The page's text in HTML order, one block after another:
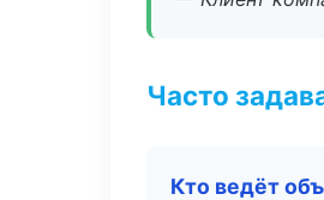
Часто
Кто ведёт